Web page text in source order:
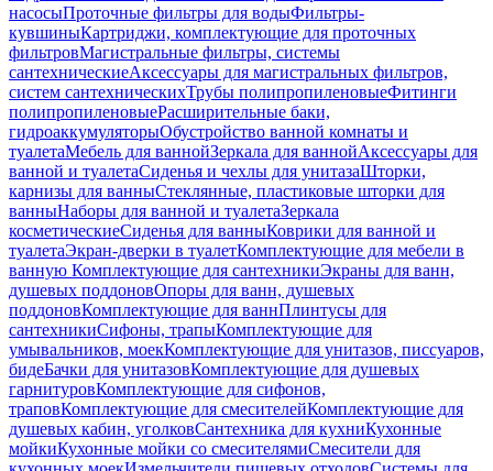
насосыПроточные фильтры для водыФильтры-
кувшиныКартриджи, комплектующие для проточных
фильтровМагистральные фильтры, системы
сантехническиеАксессуары для магистральных фильтров,
систем сантехническихТрубы полипропиленовыеФитинги
полипропиленовыеРасширительные баки,
гидроаккумуляторыОбустройство ванной комнаты и
туалетаМебель для ваннойЗеркала для ваннойАксессуары для
ванной и туалетаСиденья и чехлы для унитазаШторки,
карнизы для ванныСтеклянные, пластиковые шторки для
ванныНаборы для ванной и туалетаЗеркала
косметическиеСиденья для ванныКоврики для ванной и
туалетаЭкран-дверки в туалетКомплектующие для мебели в
ванную Комплектующие для сантехникиЭкраны для ванн,
душевых поддоновОпоры для ванн, душевых
поддоновКомплектующие для ваннПлинтусы для
сантехникиСифоны, трапыКомплектующие для
умывальников, моекКомплектующие для унитазов, писсуаров,
бидеБачки для унитазовКомплектующие для душевых
гарнитуровКомплектующие для сифонов,
траповКомплектующие для смесителейКомплектующие для
душевых кабин, уголковСантехника для кухниКухонные
мойкиКухонные мойки со смесителямиСмесители для